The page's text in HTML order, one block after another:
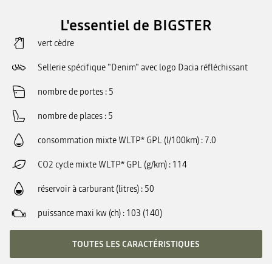
L'essentiel de BIGSTER
vert cèdre
Sellerie spécifique "Denim" avec logo Dacia réfléchissant
nombre de portes 5
nombre de places 5
consommation mixte WLTP* GPL (l/100km) 7.0
CO2 cycle mixte WLTP* GPL (g/km) 114
réservoir à carburant (litres) 50
puissance maxi kw (ch) 103 (140)
TOUTES LES CARACTÉRISTIQUES